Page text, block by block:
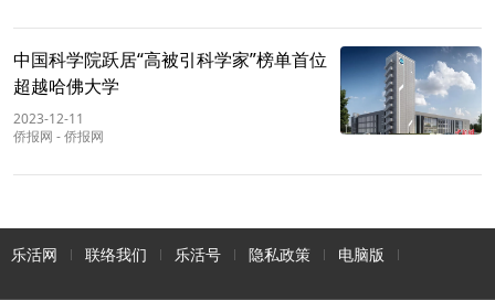
中国科学院跃居“高被引科学家”榜单首位
超越哈佛大学
2023-12-11
侨报网 -侨报网
乐活网 联络我们 乐活号 隐私政策 电脑版